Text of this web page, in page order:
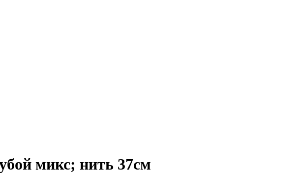
микс; нить 37см